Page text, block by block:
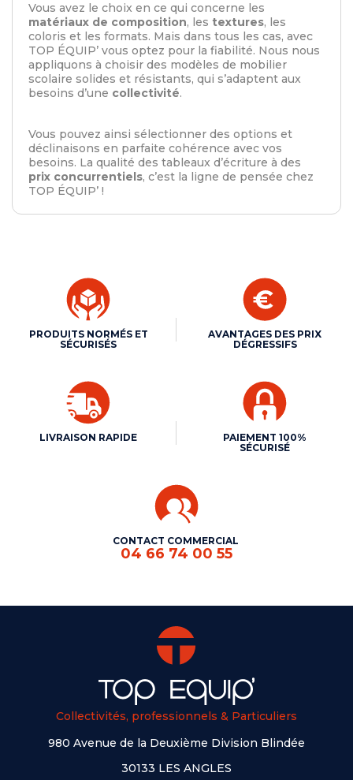
Vous avez le choix en ce qui concerne les
matériaux de composition, les textures, les
coloris et les formats. Mais dans tous les cas, avec
TOP ÉQUIP’ vous optez pour la fiabilité. Nous nous
appliquons à choisir des modèles de mobilier
scolaire solides et résistants, qui s’adaptent aux
besoins d’une collectivité.
Vous pouvez ainsi sélectionner des options et
déclinaisons en parfaite cohérence avec vos
besoins. La qualité des tableaux d’écriture à des
prix concurrentiels, c’est la ligne de pensée chez
TOP ÉQUIP’ !
PRODUITS NORMÉS ET
SÉCURISÉS
AVANTAGES DES PRIX
DÉGRESSIFS
LIVRAISON RAPIDE
PAIEMENT 100%
SÉCURISÉ
CONTACT COMMERCIAL
04 66 74 00 55
Collectivités, professionnels & Particuliers
980 Avenue de la Deuxième Division Blindée
30133 LES ANGLES